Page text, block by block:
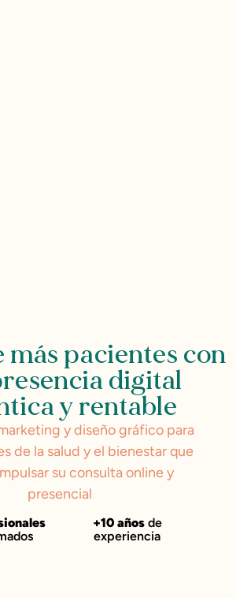
más pacientes con
digital
y rentable
y diseño gráfico para
de la salud y el bienestar que
su consulta online y
presencial
+10 añosde
experiencia